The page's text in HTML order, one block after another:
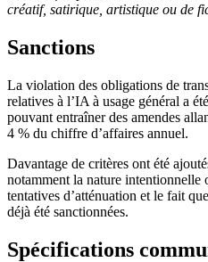
créatif, satirique, artistique ou de
Sanctions
La violation des obligations de
relatives à l’IA à usage général a
pouvant entraîner des amendes
4 % du chiffre d’affaires annuel.
Davantage de critères ont été
notamment la nature intentionnelle
tentatives d’atténuation et le fait
déjà été sanctionnées.
Spécifications